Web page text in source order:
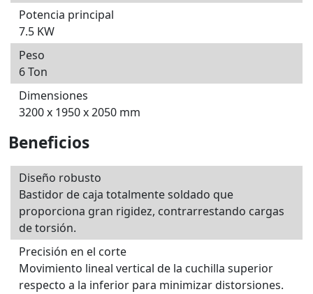
Potencia principal
7.5 KW
Peso
6 Ton
Dimensiones
3200 x 1950 x 2050 mm
Beneficios
Diseño robusto
Bastidor de caja totalmente soldado que
proporciona gran rigidez, contrarrestando cargas
de torsión.
Precisión en el corte
Movimiento lineal vertical de la cuchilla superior
respecto a la inferior para minimizar distorsiones.